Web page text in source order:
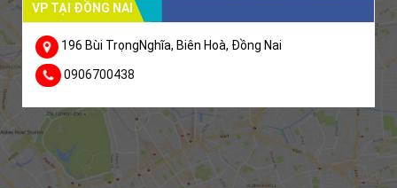
VP TẠI ĐỒNG NAI
196 Bùi TrọngNghĩa, Biên Hoà, Đồng Nai
0906700438